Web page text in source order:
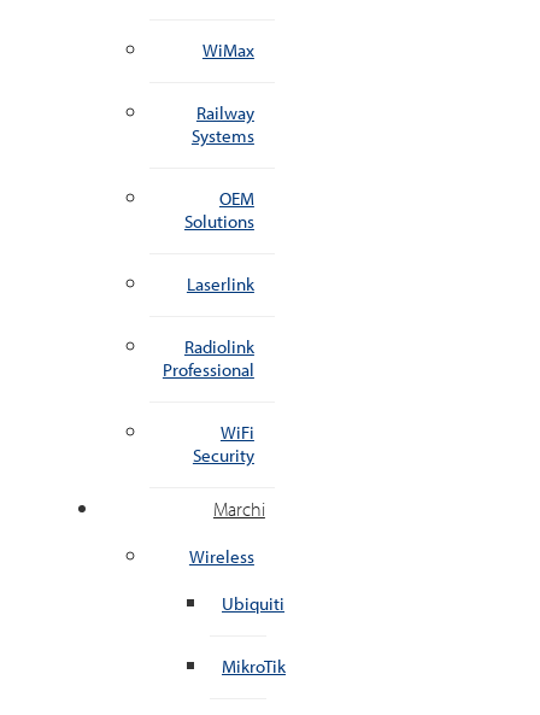
WiMax
Railway
Systems
OEM
Solutions
Laserlink
Radiolink
Professional
WiFi
Security
Marchi
Wireless
Ubiquiti
MikroTik